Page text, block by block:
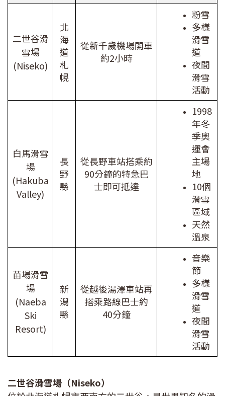
二世谷滑
雪場
(Niseko)
北
海
道
札
幌
從新千歲機場開車
約2小時
粉雪
多樣
滑雪
道
夜間
滑雪
活動
白馬滑雪
場
(Hakuba
Valley)
長
野
縣
從長野車站搭乘約
90分鐘的特急巴
士即可抵達
1998
年冬
季奧
運會
主場
地
10個
滑雪
區域
天然
溫泉
苗場滑雪
場
(Naeba
Ski
Resort)
新
潟
縣
從越後湯澤車站再
搭乘路線巴士約
40分鐘
音樂
節
多樣
滑雪
道
夜間
滑雪
活動
二世谷滑雪場（Niseko）